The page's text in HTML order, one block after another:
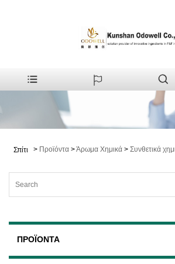
Σπίτι > Προϊόντα >Άρωμα Χημικά > Συνθετικά
ΠΡΟΪΌΝΤΑ